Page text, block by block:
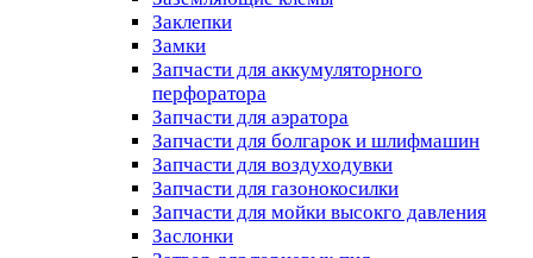
Заклепки
Замки
Запчасти для аккумуляторного
перфоратора
Запчасти для аэратора
Запчасти для болгарок и шлифмашин
Запчасти для воздуходувки
Запчасти для газонокосилки
Запчасти для мойки высокго давления
Заслонки